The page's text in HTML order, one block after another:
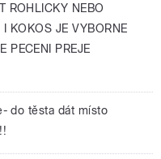
ROHLICKY NEBO
KOKOS JE VYBORNE
PECENI PREJE
do těsta dát místo